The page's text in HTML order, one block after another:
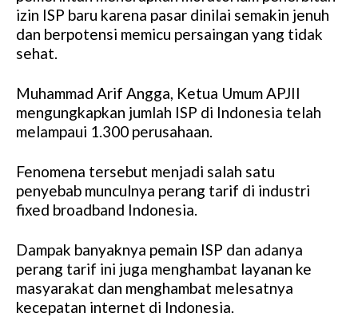
izin ISP baru karena pasar dinilai semakin jenuh
dan berpotensi memicu persaingan yang tidak
sehat.
Muhammad Arif Angga, Ketua Umum APJII
mengungkapkan jumlah ISP di Indonesia telah
melampaui 1.300 perusahaan.
Fenomena tersebut menjadi salah satu
penyebab munculnya perang tarif di industri
fixed broadband Indonesia.
Dampak banyaknya pemain ISP dan adanya
perang tarif ini juga menghambat layanan ke
masyarakat dan menghambat melesatnya
kecepatan internet di Indonesia.